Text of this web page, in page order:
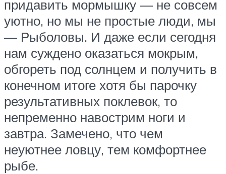
придавить мормышку — не совсем
уютно, но мы не простые люди, мы
— Рыболовы. И даже если сегодня
нам суждено оказаться мокрым,
обгореть под солнцем и получить в
конечном итоге хотя бы парочку
результативных поклевок, то
непременно навострим ноги и
завтра. Замечено, что чем
неуютнее ловцу, тем комфортнее
рыбе.